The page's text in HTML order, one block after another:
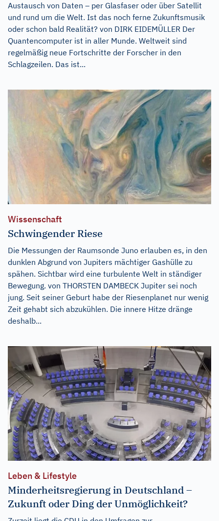
Austausch von Daten – per Glasfaser oder über Satellit
und rund um die Welt. Ist das noch ferne Zukunftsmusik
oder schon bald Realität? von DIRK EIDEMÜLLER Der
Quantencomputer ist in aller Munde. Weltweit sind
regelmäßig neue Fortschritte der Forscher in den
Schlagzeilen. Das ist...
Wissenschaft
Schwingender Riese
Die Messungen der Raumsonde Juno erlauben es, in den
dunklen Abgrund von Jupiters mächtiger Gashülle zu
spähen. Sichtbar wird eine turbulente Welt in ständiger
Bewegung. von THORSTEN DAMBECK Jupiter sei noch
jung. Seit seiner Geburt habe der Riesenplanet nur wenig
Zeit gehabt sich abzukühlen. Die innere Hitze dränge
deshalb...
Leben & Lifestyle
Minderheitsregierung in Deutschland –
Zukunft oder Ding der Unmöglichkeit?